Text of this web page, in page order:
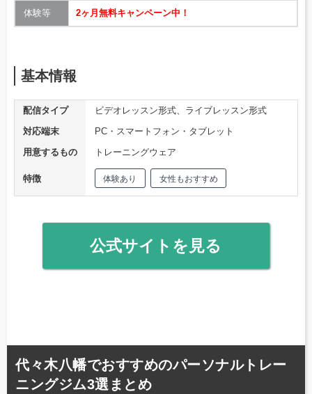
体験等 2ヶ月無料キャンペーン中！
基本情報
配信タイプ
ビデオレッスン形式、ライブレッスン形式
対応端末
PC・スマートフォン・タブレット
用意するもの
トレーニングウェア
特徴 体験あり 女性もおすすめ
公式サイトを見る
代々木八幡でおすすめのパーソナルトレー
ニングジム3選まとめ